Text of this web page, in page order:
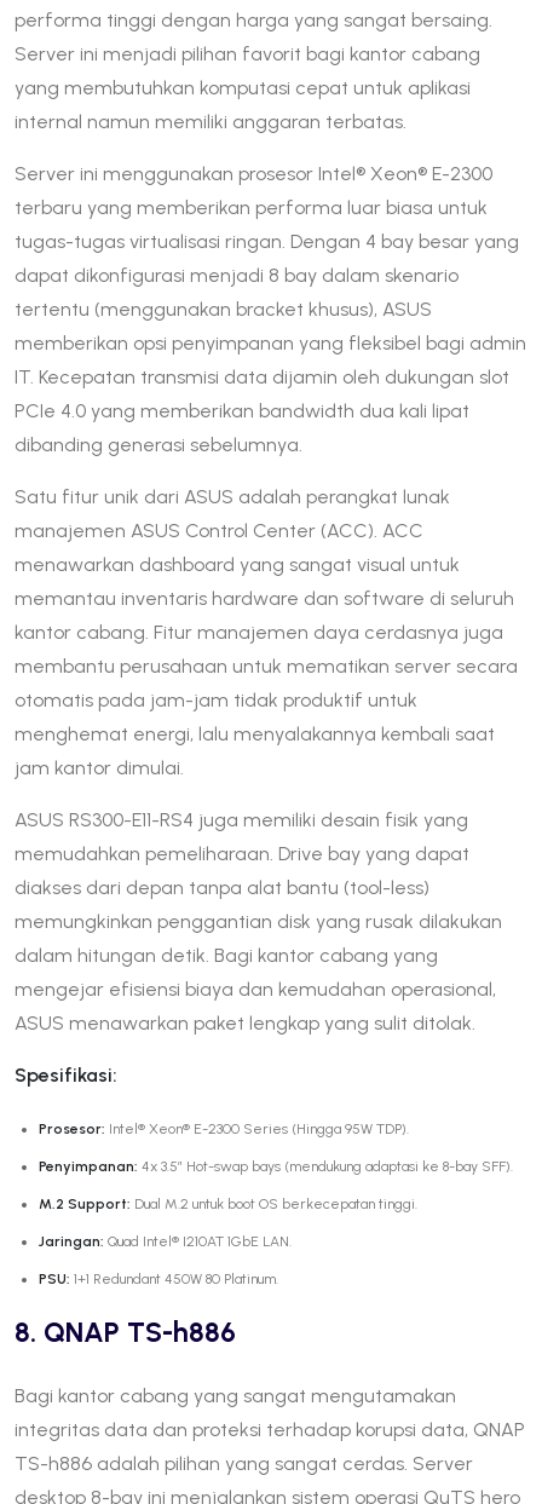
performa tinggi dengan harga yang sangat bersaing.
Server ini menjadi pilihan favorit bagi kantor cabang
yang membutuhkan komputasi cepat untuk aplikasi
internal namun memiliki anggaran terbatas.
Server ini menggunakan prosesor Intel® Xeon® E-2300
terbaru yang memberikan performa luar biasa untuk
tugas-tugas virtualisasi ringan. Dengan 4 bay besar yang
dapat dikonfigurasi menjadi 8 bay dalam skenario
tertentu (menggunakan bracket khusus), ASUS
memberikan opsi penyimpanan yang fleksibel bagi admin
IT. Kecepatan transmisi data dijamin oleh dukungan slot
PCIe 4.0 yang memberikan bandwidth dua kali lipat
dibanding generasi sebelumnya.
Satu fitur unik dari ASUS adalah perangkat lunak
manajemen ASUS Control Center (ACC). ACC
menawarkan dashboard yang sangat visual untuk
memantau inventaris hardware dan software di seluruh
kantor cabang. Fitur manajemen daya cerdasnya juga
membantu perusahaan untuk mematikan server secara
otomatis pada jam-jam tidak produktif untuk
menghemat energi, lalu menyalakannya kembali saat
jam kantor dimulai.
ASUS RS300-E11-RS4 juga memiliki desain fisik yang
memudahkan pemeliharaan. Drive bay yang dapat
diakses dari depan tanpa alat bantu (tool-less)
memungkinkan penggantian disk yang rusak dilakukan
dalam hitungan detik. Bagi kantor cabang yang
mengejar efisiensi biaya dan kemudahan operasional,
ASUS menawarkan paket lengkap yang sulit ditolak.
Spesifikasi:
Prosesor: Intel® Xeon® E-2300 Series (Hingga 95W TDP).
Penyimpanan: 4x 3.5″ Hot-swap bays (mendukung adaptasi ke 8-bay SFF).
M.2 Support: Dual M.2 untuk boot OS berkecepatan tinggi.
Jaringan: Quad Intel® I210AT 1GbE LAN.
PSU: 1+1 Redundant 450W 80 Platinum.
8. QNAP TS-h886
Bagi kantor cabang yang sangat mengutamakan
integritas data dan proteksi terhadap korupsi data, QNAP
TS-h886 adalah pilihan yang sangat cerdas. Server
desktop 8-bay ini menjalankan sistem operasi QuTS hero